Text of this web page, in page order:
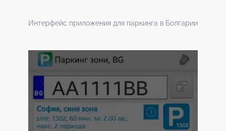
Интерфейс приложения для паркинга в Болгарии